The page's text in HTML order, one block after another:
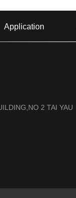
Application
2 TAI YAU